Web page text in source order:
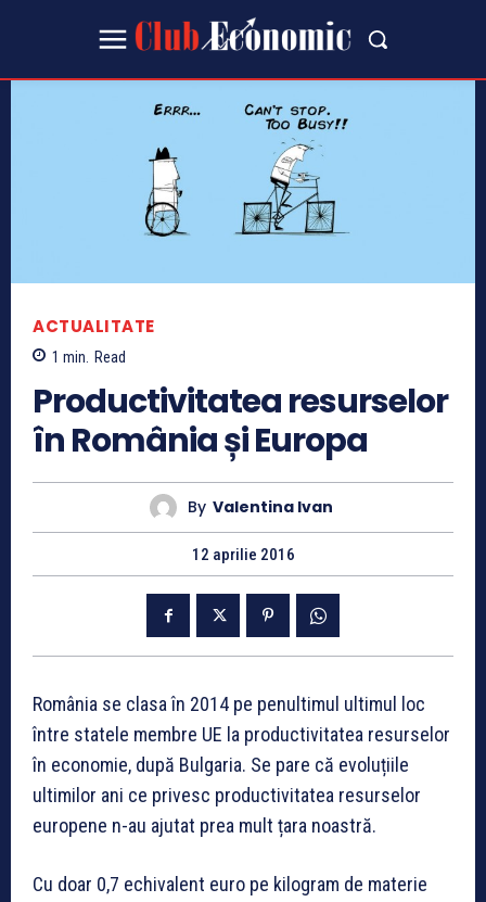
ACTUALITATE
1 min. Read
Productivitatea resurselor
în România și Europa
By Valentina Ivan
12 aprilie 2016
România se clasa în 2014 pe penultimul ultimul loc
între statele membre UE la productivitatea resurselor
în economie, după Bulgaria. Se pare că evoluțiile
ultimilor ani ce privesc productivitatea resurselor
europene n-au ajutat prea mult țara noastră.
Cu doar 0,7 echivalent euro pe kilogram de materie